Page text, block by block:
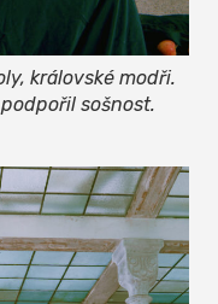
královské modři.
sošnost.